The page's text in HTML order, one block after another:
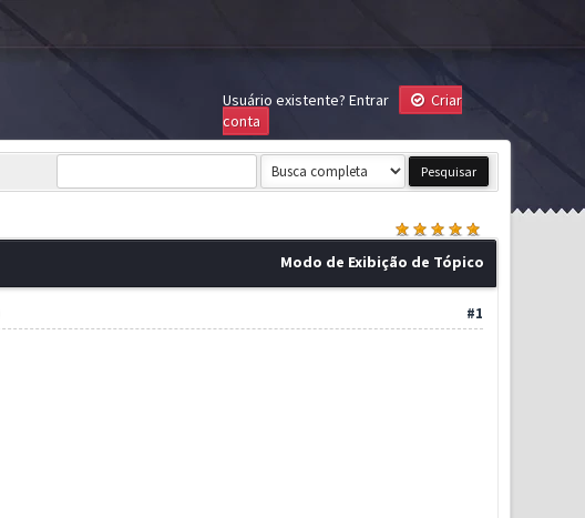
Usuário existente? Entrar
Criar
conta
Modo de Exibição de Tópico
#1